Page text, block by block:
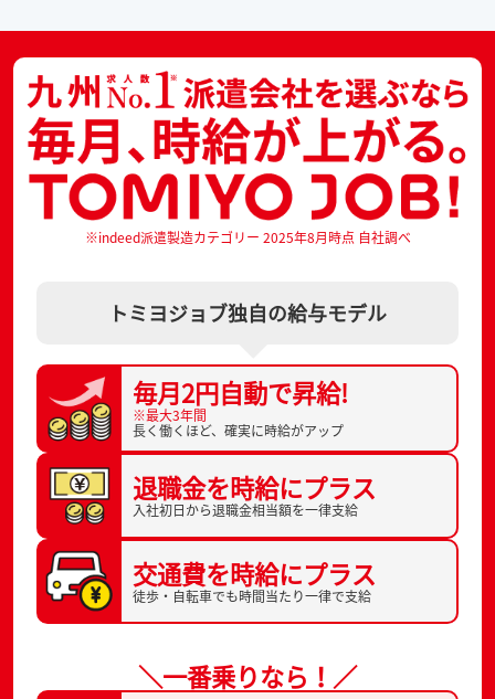
※indeed派遣製造カテゴリー 2025年8月時点 自社調べ
トミヨジョブ独自の給与モデル
毎月2円自動で昇給!
※最大3年間
長く働くほど、 確実に時給がアップ
退職金を時給にプラス
入社初日から退職金相当額を一律支給
交通費を時給にプラス
徒歩・自転車でも時間当たり一律で支給
＼一番乗りなら！／